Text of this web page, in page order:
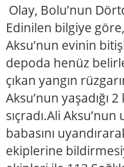
Olay, Bolu’nun
Edinilen bilgiye
Aksu’nun evinin
depoda henüz
çıkan yangın
Aksu’nun yaşadığı
sıçradı.Ali
babasını
ekiplerine